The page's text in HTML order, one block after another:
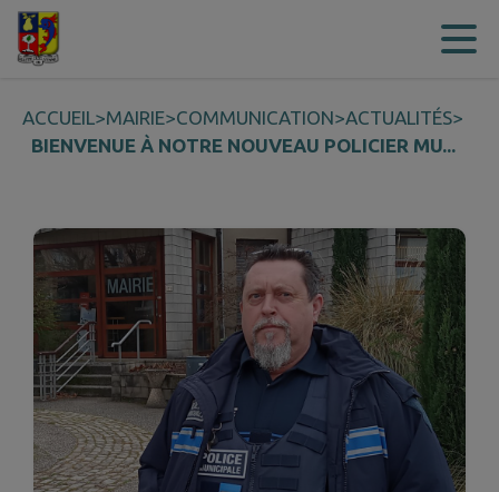
Contenu
ACCUEIL>MAIRIE>COMMUNICATION>ACTUALITÉS>
BIENVENUE À NOTRE NOUVEAU POLICIER MU...